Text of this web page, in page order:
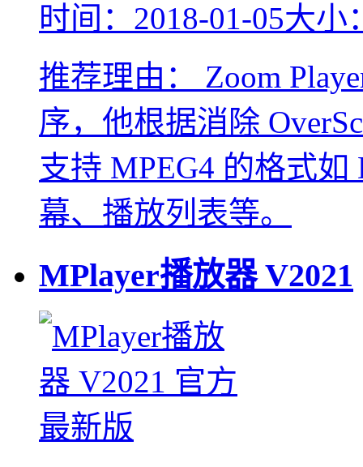
时间：2018-01-05大小
推荐理由：
Zoom
序，他根据消除
支持 MPEG4 的格式
幕、播放列表等。
MPlayer播放器V2021